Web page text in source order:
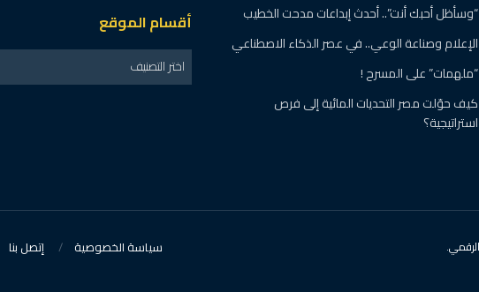
“وسأظل أحبك أنت”.. أحدث إبداعات مدحت الخطيب
الإعلام وصناعة الوعي.. في عصر الذكاء الاصطناعي
“ملهمات” على المسرح !
كيف حوّلت مصر التحديات المائية إلى فرص
استراتيجية؟
أقسام الموقع
اختر التصنيف
سياسة الخصوصية إتصل بنا